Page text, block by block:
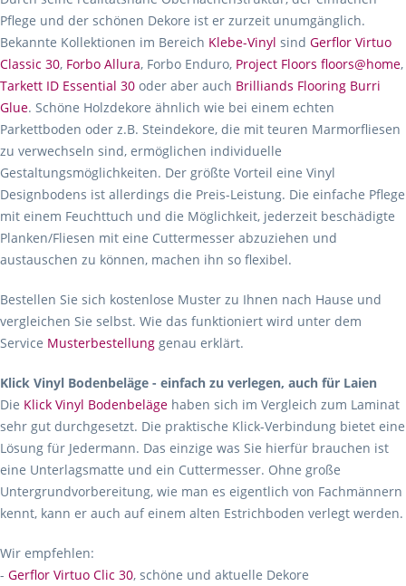
Pflege und der schönen Dekore ist er zurzeit unumgänglich.
Bekannte Kollektionen im Bereich Klebe-Vinyl sind Gerflor Virtuo
Classic 30, Forbo Allura, Forbo Enduro, Project Floors floors@home,
Tarkett ID Essential 30 oder aber auch Brilliands Flooring Burri
Glue. Schöne Holzdekore ähnlich wie bei einem echten
Parkettboden oder z.B. Steindekore, die mit teuren Marmorfliesen
zu verwechseln sind, ermöglichen individuelle
Gestaltungsmöglichkeiten. Der größte Vorteil eine Vinyl
Designbodens ist allerdings die Preis-Leistung. Die einfache Pflege
mit einem Feuchttuch und die Möglichkeit, jederzeit beschädigte
Planken/Fliesen mit eine Cuttermesser abzuziehen und
austauschen zu können, machen ihn so flexibel.
Bestellen Sie sich kostenlose Muster zu Ihnen nach Hause und
vergleichen Sie selbst. Wie das funktioniert wird unter dem
Service Musterbestellung genau erklärt.
Klick Vinyl Bodenbeläge - einfach zu verlegen, auch für Laien
Die Klick Vinyl Bodenbeläge haben sich im Vergleich zum Laminat
sehr gut durchgesetzt. Die praktische Klick-Verbindung bietet eine
Lösung für Jedermann. Das einzige was Sie hierfür brauchen ist
eine Unterlagsmatte und ein Cuttermesser. Ohne große
Untergrundvorbereitung, wie man es eigentlich von Fachmännern
kennt, kann er auch auf einem alten Estrichboden verlegt werden.
Wir empfehlen:
- Gerflor Virtuo Clic 30, schöne und aktuelle Dekore